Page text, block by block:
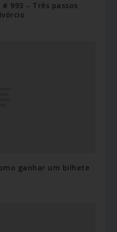
993 – Três passos
ganhar um bilhete